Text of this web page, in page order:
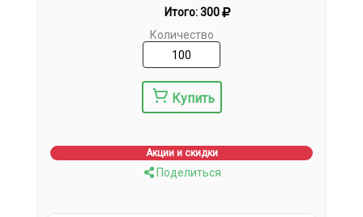
Итого:300
Количество
Купить
Акции и скидки
Поделиться